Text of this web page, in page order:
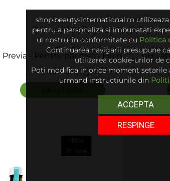
Previa - Pentru păr creț - Fluid
Curl Definer
94 lei
pH
-15%
în coș
shop.beauty-international.ro
pentru a personaliza si imbunatati
ul nostru, in conformitate cu Politica
Continuarea navigarii presupune
utilizarea cookie-urilor de
Poti modifica in orice moment setarile
urmand instructiunile din
ACCEPTA
RESPINGE